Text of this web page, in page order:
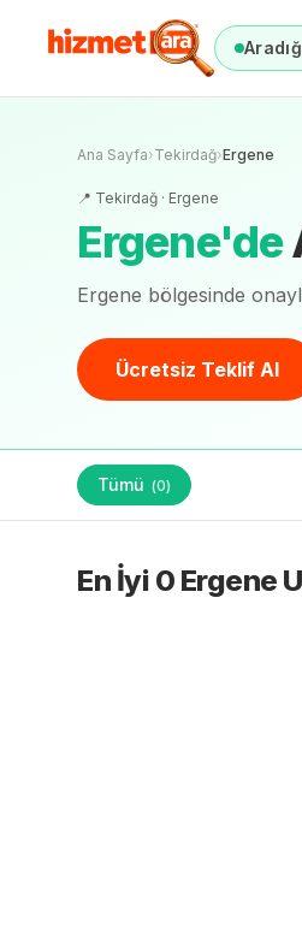
Ana Sayfa›Tekirdağ›Ergene
📍 Tekirdağ · Ergene
Ergene'de
Ergene bölgesinde
Ücretsiz Teklif Al
Tümü (0)
En İyi 0 Ergene